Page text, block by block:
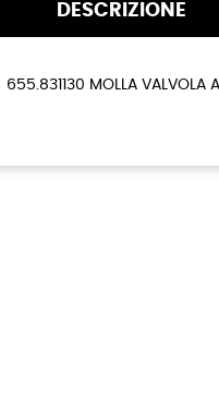
DESCRIZIONE
655.831130 MOLLA VALVOLA